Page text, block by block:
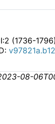
(1736-
08-